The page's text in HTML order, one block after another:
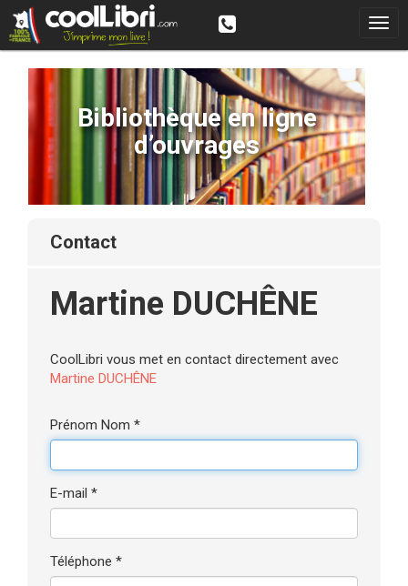
Bibliothèque en ligne
d’ouvrages
contact
Martine DUCHÊNE
CoolLibri vous met en contact directement avec
Martine DUCHÊNE
Prénom Nom *
E-mail *
Téléphone *